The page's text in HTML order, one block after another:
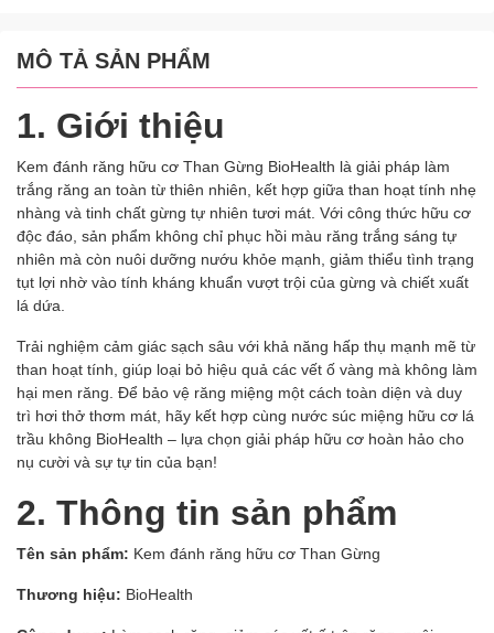
MÔ TẢ SẢN PHẨM
1. Giới thiệu
Kem đánh răng hữu cơ Than Gừng BioHealth là giải pháp làm
trắng răng an toàn từ thiên nhiên, kết hợp giữa than hoạt tính nhẹ
nhàng và tinh chất gừng tự nhiên tươi mát. Với công thức hữu cơ
độc đáo, sản phẩm không chỉ phục hồi màu răng trắng sáng tự
nhiên mà còn nuôi dưỡng nướu khỏe mạnh, giảm thiểu tình trạng
tụt lợi nhờ vào tính kháng khuẩn vượt trội của gừng và chiết xuất
lá dứa.
Trải nghiệm cảm giác sạch sâu với khả năng hấp thụ mạnh mẽ từ
than hoạt tính, giúp loại bỏ hiệu quả các vết ố vàng mà không làm
hại men răng. Để bảo vệ răng miệng một cách toàn diện và duy
trì hơi thở thơm mát, hãy kết hợp cùng nước súc miệng hữu cơ lá
trầu không BioHealth – lựa chọn giải pháp hữu cơ hoàn hảo cho
nụ cười và sự tự tin của bạn!
2. Thông tin sản phẩm
Tên sản phẩm: Kem đánh răng hữu cơ Than Gừng
Thương hiệu: BioHealth